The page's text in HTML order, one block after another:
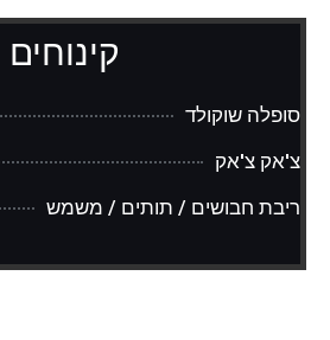
קינוחים
סופלה שוקולד
צ'אק צ'אק
ריבת חבושים / תותים / משמש